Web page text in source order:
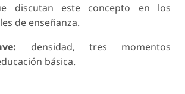
discutan este concepto en los
de enseñanza.
densidad, tres momentos
básica.